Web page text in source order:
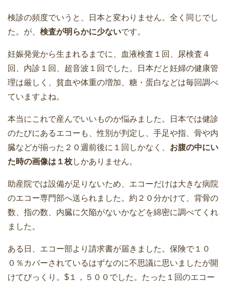
検診の頻度でいうと、日本と変わりません。全く同じでし
た。が、 検査が明らかに少ないです。
妊娠発覚から生まれるまでに、血液検査１回、尿検査４
回、内診１回、超音波１回でした。日本だと妊婦の健康管
理は厳しく、貧血や体重の増加、糖・蛋白などは毎回調べ
ていますよね。
本当にこれで産んでいいものか悩みました。日本では健診
のたびにあるエコーも、性別が判定し、手足や指、骨や内
臓などが揃った２０週前後に１回しかなく、 お腹の中にい
た時の画像は１枚しかありません。
助産院では設備が足りないため、エコーだけは大きな病院
のエコー専門部へ送られました。約２０分かけて、背骨の
数、指の数、内臓に欠陥がないかなどを綿密に調べてくれ
ました。
ある日、エコー部より請求書が届きました。保険で１０
０％カバーされているはずなのに不思議に思いましたが開
けてびっくり。$１，５００でした。たった１回のエコー